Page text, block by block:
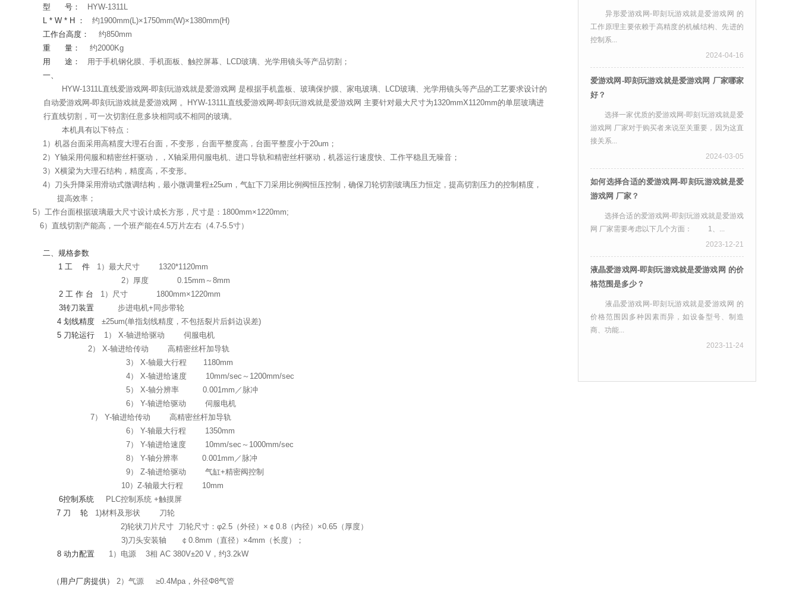
型
号：
HYW-1311L
L * W * H
： 约1900mm(L)×1750mm(W)×1380mm(H)
工作台高度：
约850mm
重
量： 约2000Kg
用
途：
用于手机钢化膜、手机面板、触控屏幕、LCD玻璃、光学用镜头等产品切割；
一、
HYW-1311L直线爱游戏网-即刻玩游戏就是爱游戏网 是根据手机盖板、玻璃保护膜、家电玻璃、LCD玻璃、光学用镜头等产品的工艺要求设计的
自动爱游戏网-即刻玩游戏就是爱游戏网 。HYW-1311L直线爱游戏网-即刻玩游戏就是爱游戏网 主要针对最大尺寸为1320mmX1120mm的单层玻璃进
行直线切割，可一次切割任意多块相同或不相同的玻璃。
本机具有以下特点：
1） 机器台面采用高精度大理石台面，不变形，台面平整度高，台面平整度小于20um ；
2） Y轴采用伺服和精密丝杆驱动， ， X轴采用伺服电机、进口导轨和精密丝杆驱动，机器运行速度快、工作平稳且无噪音；
3） X横梁为大理石结构，精度高，不变形。
4）刀头升降采用滑动式微调结构，最小微调量程±25um ，气缸下刀采用比例阀恒压控制，确保刀轮切割玻璃压力恒定，提高切割压力的控制精度，
提高效率；
5）工作台面根据玻璃最大尺寸设计成长方形，尺寸是： 1800mm×1220mm;
6）直线切割产能高，一个班产能在4.5万片左右（4.7-5.5寸）
二、规格参数
1 工 件 1）最大尺寸
1320*1120mm
2）厚度
0.15mm～8mm
2工作 台 1）尺寸 1800mm×1220mm
3转刀装置 步进电机+ 同步带轮
4划线精度 ±25um(单指划线精度，不包括裂片后斜边误差)
5 刀轮运行 1） X-轴进给驱动
伺服电机
2）
X-轴进给传动
高精密丝杆加导轨
3）
X-轴最大行程 1180mm
4）
X-轴进给速度 10mm/sec ～ 1200mm/sec
5）
X-轴分辨率 0.001mm ／脉冲
6）
Y-轴进给驱动
伺服电机
7） Y-轴进给传动
高精密丝杆加导轨
6）
Y-轴最大行程 1350mm
7）
Y-轴进给速度 10mm/sec ～ 1000mm/sec
8）
Y-轴分辨率 0.001mm ／脉冲
9）
Z-轴进给驱动 气缸+精密阀控制
10）Z-轴最大行程 10mm
6控制系统 PLC控制系统 +触摸屏
7 刀 轮 1)材料及形状
刀轮
2)轮状刀片尺寸 刀轮尺寸：φ2.5 （外径）×￠0.8 （内径）×0.65 （厚度）
3)刀头安装轴
￠0.8mm （直径）×4mm （长度）；
8 动力配置 1）电源3相 AC 380V±20V，约3.2kW
（用户厂房提供）2）气源 ≥0.4Mpa，外径Φ8气管
异形爱游戏网-即刻玩游戏就是爱游戏网 的
工作原理主要依赖于高精度的机械结构、先进的
控制系...
2024-04-16
爱游戏网-即刻玩游戏就是爱游戏网 厂家哪家
好？
选择一家优质的爱游戏网-即刻玩游戏就是爱
游戏网 厂家对于购买者来说至关重要，因为这直
接关系...
2024-03-05
如何选择合适的爱游戏网-即刻玩游戏就是爱
游戏网 厂家？
选择合适的爱游戏网-即刻玩游戏就是爱游戏
网 厂家需要考虑以下几个方面： 1、...
2023-12-21
液晶爱游戏网-即刻玩游戏就是爱游戏网 的价
格范围是多少？
液晶爱游戏网-即刻玩游戏就是爱游戏网 的
价格范围因多种因素而异，如设备型号、制造
商、功能...
2023-11-24